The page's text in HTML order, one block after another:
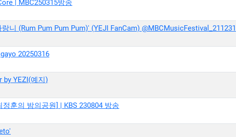
| MBC250315방송
니 (Rum Pum Pum Pum)' (YEJI FanCam) @MBCMusicFestival_211231
20250316
by YEZI(예지)
훈의 밤의공원] | KBS 230804 방송